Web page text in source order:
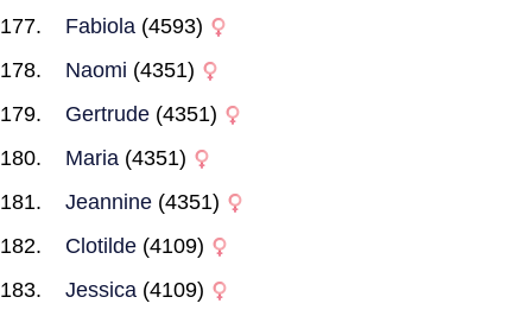
Fabiola (4593)
Naomi (4351)
Gertrude (4351)
Maria (4351)
Jeannine (4351)
Clotilde (4109)
Jessica (4109)